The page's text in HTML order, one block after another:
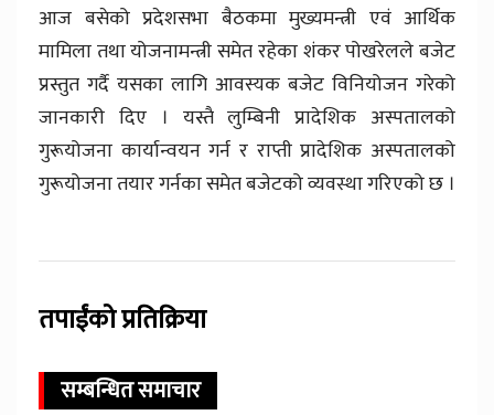
आज बसेको प्रदेशसभा बैठकमा मुख्यमन्त्री एवं आर्थिक
मामिला तथा योजनामन्त्री समेत रहेका शंकर पोखरेलले बजेट
प्रस्तुत गर्दै यसका लागि आवस्यक बजेट विनियोजन गरेको
जानकारी दिए । यस्तै लुम्बिनी प्रादेशिक अस्पतालको
गुरूयोजना कार्यान्वयन गर्न र राप्ती प्रादेशिक अस्पतालको
गुरूयोजना तयार गर्नका समेत बजेटको व्यवस्था गरिएको छ ।
तपाईंको प्रतिक्रिया
सम्बन्धित समाचार